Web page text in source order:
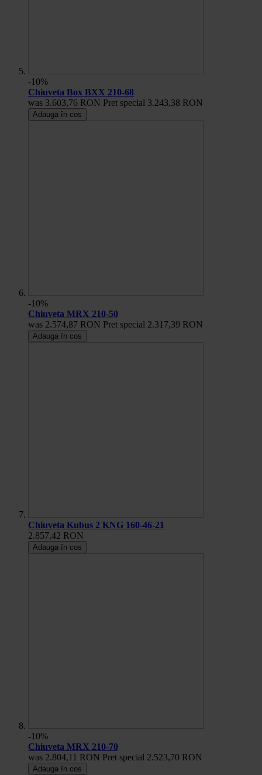
-10%
Chiuveta Box BXX 210-68
was 3.603,76 RON Pret special 3.243,38 RON
Adauga în cos
-10%
Chiuveta MRX 210-50
was 2.574,87 RON Pret special 2.317,39 RON
Adauga în cos
Chiuveta Kubus 2 KNG 160-46-21
2.857,42 RON
Adauga în cos
-10%
Chiuveta MRX 210-70
was 2.804,11 RON Pret special 2.523,70 RON
Adauga în cos